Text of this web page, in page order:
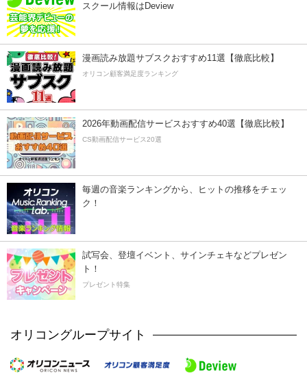
スクール情報はDeview
漫画読み放題サブスクおすすめ11選【徹底比較】
オリコン顧客満足度ランキング
2026年動画配信サービスおすすめ40選【徹底比較】
CS動画配信サービス20選
毎週の音楽ランキングから、ヒットの推移をチェッ
ク！
試写会、登壇イベント、サインチェキなどプレゼン
ト！
プレゼント特集
オリコングループサイト